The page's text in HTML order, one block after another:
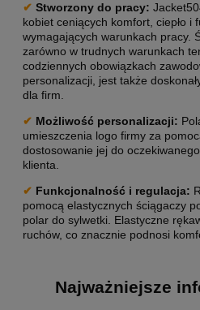
✔ Stworzony do pracy:
kobiet ceniących komfort, ciepło i
wymagających warunkach pracy.
zarówno w trudnych warunkach
codziennych obowiązkach
personalizacji, jest także
dla firm.
✔ Możliwość personalizacji:
umieszczenia logo firmy za
dostosowanie jej do
klienta.
✔ Funkcjonalność i regulacja:
pomocą elastycznych ściągaczy
polar do sylwetki. Elastyczne
ruchów, co znacznie podnosi
Najważniejsze